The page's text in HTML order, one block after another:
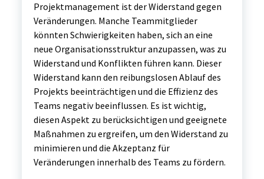
Projektmanagement ist der Widerstand gegen
Veränderungen. Manche Teammitglieder
könnten Schwierigkeiten haben, sich an eine
neue Organisationsstruktur anzupassen, was zu
Widerstand und Konflikten führen kann. Dieser
Widerstand kann den reibungslosen Ablauf des
Projekts beeinträchtigen und die Effizienz des
Teams negativ beeinflussen. Es ist wichtig,
diesen Aspekt zu berücksichtigen und geeignete
Maßnahmen zu ergreifen, um den Widerstand zu
minimieren und die Akzeptanz für
Veränderungen innerhalb des Teams zu fördern.